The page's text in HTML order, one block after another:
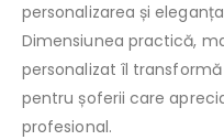
personalizarea și
Dimensiunea practică,
personalizat îl
pentru șoferii care
profesional.